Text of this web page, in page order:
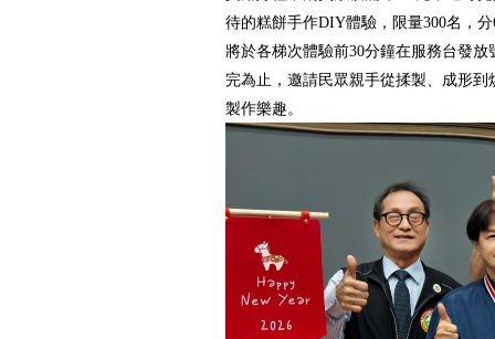
待的糕餅手作DIY體驗，限量300名，
將於各梯次體驗前30分鐘在服務台發
完為止，邀請民眾親手從揉製、成形
製作樂趣。